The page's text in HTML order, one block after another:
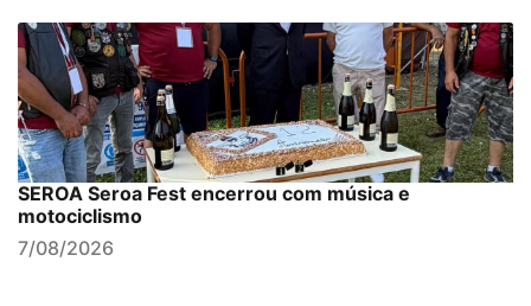
SEROA Seroa Fest encerrou com música e
motociclismo
7/08/2026